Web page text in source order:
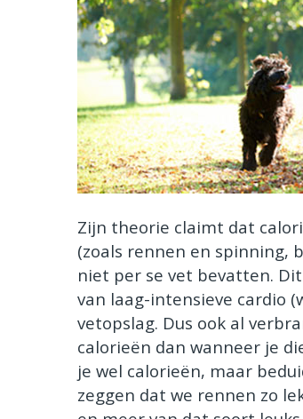
Zijn theorie claimt dat
(zoals rennen en spinning,
niet per se vet bevatten.
van laag-intensieve cardio
vetopslag. Dus ook al
calorieën dan wanneer je
je wel calorieën, maar
zeggen dat we rennen zo